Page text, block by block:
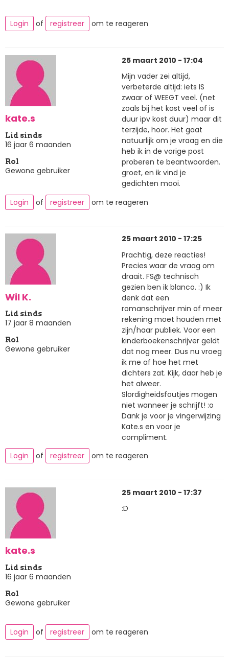
Login of registreer om te reageren
kate.s
Lid sinds
16 jaar 6 maanden
Rol
Gewone gebruiker
25 maart 2010 - 17:04
Mijn vader zei altijd,
verbeterde altijd: iets IS
zwaar of WEEGT veel. (net
zoals bij het kost veel of is
duur ipv kost duur) maar dit
terzijde, hoor. Het gaat
natuurlijk om je vraag en die
heb ik in de vorige post
proberen te beantwoorden.
groet, en ik vind je
gedichten mooi.
Login
of registreer om te reageren
Wil K.
Lid sinds
17 jaar 8 maanden
Rol
Gewone gebruiker
25 maart 2010 - 17:25
Prachtig, deze reacties!
Precies waar de vraag om
draait. FS@ technisch
gezien ben ik blanco. :) Ik
denk dat een
romanschrijver min of meer
rekening moet houden met
zijn/haar publiek. Voor een
kinderboekenschrijver geldt
dat nog meer. Dus nu vroeg
ik me af hoe het met
dichters zat. Kijk, daar heb je
het alweer.
Slordigheidsfoutjes mogen
niet wanneer je schrijft! :o
Dank je voor je vingerwijzing
Kate.s en voor je
compliment.
Login
of registreer om te reageren
kate.s
Lid sinds
16 jaar 6 maanden
Rol
Gewone gebruiker
25 maart 2010 - 17:37
:D
Login of registreer om te reageren